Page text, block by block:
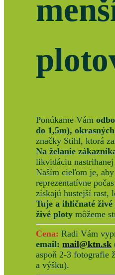
Ponúkame Vám
do 1,5m),
značky Stihl, ktorá
Na želanie
likvidáciu nastrihanej
Naším cieľom je,
reprezentatívne
získajú hustejší rast,
Tuje a ihličnaté
živé ploty môžeme
Cena: Radi Vám
email: mail@ktn.sk
aspoň 2-3 fotografie
a výšku).